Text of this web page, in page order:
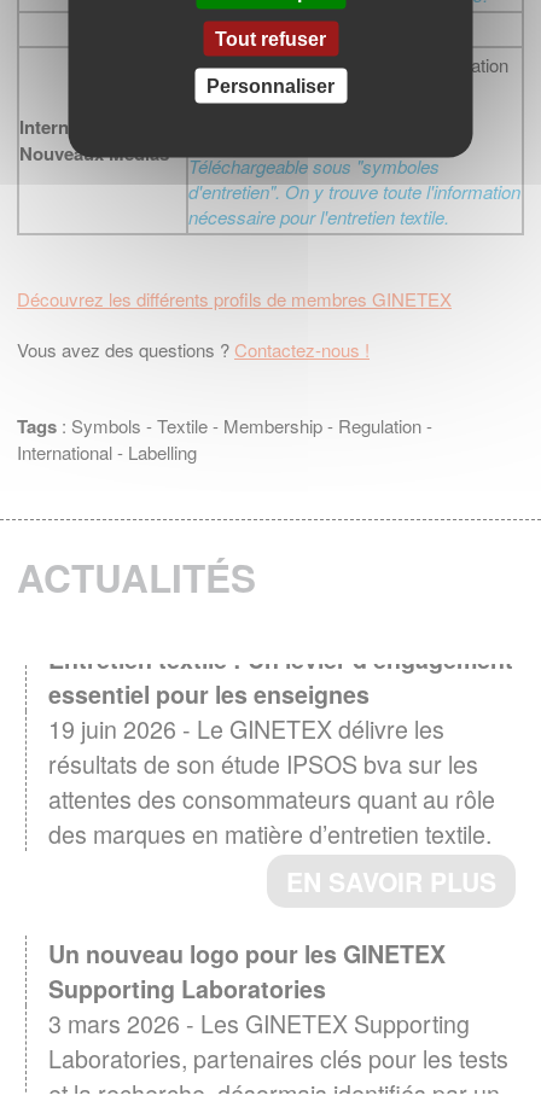
Internet et
Nouveaux Médias
Documentation et sites internet. Création
d'une application pour smartphones.
Téléchargeable sous "symboles
d'entretien". On y trouve toute l'information
nécessaire pour l'entretien textile.
Découvrez les différents profils de membres GINETEX
Vous avez des questions ?Contactez-nous !
Tags : Symbols -Textile- Membership- Regulation-
International- Labelling
ACTUALITÉS
essentiel pour les enseignes
19 juin 2026 - Le GINETEX délivre les
résultats de son étude IPSOS bva sur les
attentes des consommateurs quant au rôle
des marques en matière d’entretien textile.
EN SAVOIR PLUS
Un nouveau logo pour les GINETEX
Supporting Laboratories
3 mars 2026 - Les GINETEX Supporting
Laboratories, partenaires clés pour les tests
et la recherche, désormais identifiés par un
Tout refuser
Personnaliser